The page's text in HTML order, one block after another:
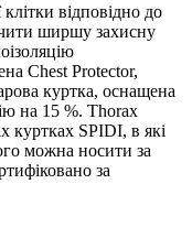
відповідно до
ширшу захисну
Chest Protector,
куртка, оснащена
на 15 %. Thorax
куртках SPIDI, в які
можна носити за
за